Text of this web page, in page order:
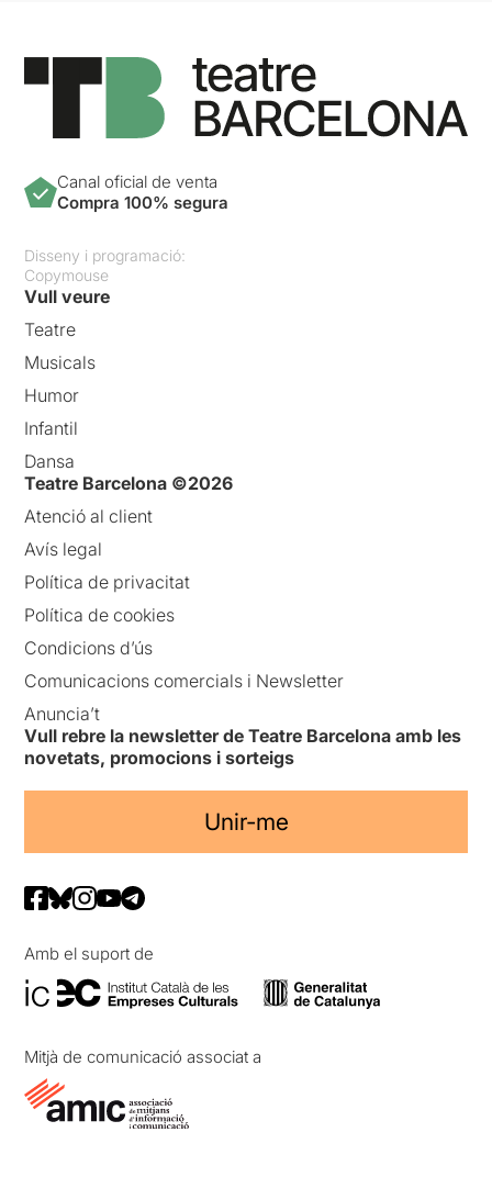
Canal oficial de venta
Compra 100% segura
Disseny i programació:
Copymouse
Vull veure
Teatre
Musicals
Humor
Infantil
Dansa
Teatre Barcelona ©2026
Atenció al client
Avís legal
Política de privacitat
Política de cookies
Condicions d’ús
Comunicacions comercials i Newsletter
Anuncia’t
Vull rebre la newsletter de Teatre Barcelona amb les
novetats, promocions i sorteigs
Unir-me
Amb el suport de
Mitjà de comunicació associat a